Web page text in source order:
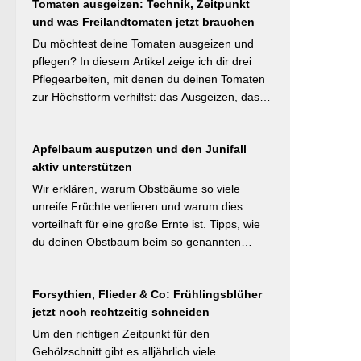
Mulchstrategie: Im Frühjahr regt eine frische
Schicht das Bodenleben an, im Frühsommer
schützt sie vor Austrocknung. Die ideale
Schichtdicke liegt bei 5–10 cm, immer mit
Abstand zum Pflanzenstamm, um Fäulnis zu
vermeiden. Besonders wertvoll: Häufige Fehler
Material werden klar benannt. [Thema-Tag:
#Bodenpflege #Mulchen
#BiologischerGartenbau]
Tomaten ausgeizen: Technik, Zeitpunkt
und was Freilandtomaten jetzt brauchen
Du möchtest deine Tomaten ausgeizen und
pflegen? In diesem Artikel zeige ich dir drei
Pflegearbeiten, mit denen du deinen Tomaten
zur Höchstform verhilfst: das Ausgeizen, das
pro Woche und Tomatenpflanze, sorgen aber
dafür, dass du mehr und größere Früchte
erntest und der gefürchteten Tomatenkrankheit
Braunfäule vorbeugst. Weiterlesen bei
Wurzelwerk – Gartenwissen von Profis
Kurzfassung: Ein bildreich illustrierter Praxis-
wiederholt werden. Geiztriebe morgens
entfernen, damit Wunden rasch abtrocknen.
Das Anbinden des Haupttriebs an Stäbe oder
Schnüren verhindert Windschäden. Für
Apfelbaum ausputzen und den Junifall
aktiv unterstützen
Wir erklären, warum Obstbäume so viele
unreife Früchte verlieren und warum dies
vorteilhaft für eine große Ernte ist. Tipps, wie
du deinen Obstbaum beim so genannten
jetzt – vor dem natürlichen Junifall in 3–4
Wochen – sollten überzählige Früchte manuell
ausgedünnt werden. Der Artikel erklärt: Nur 4–
5 % der Blüten werden zu Früchten, ein
Forsythien, Flieder & Co: Frühlingsblüher
jetzt noch rechtzeitig schneiden
Um den richtigen Zeitpunkt für den
Gehölzschnitt gibt es alljährlich viele